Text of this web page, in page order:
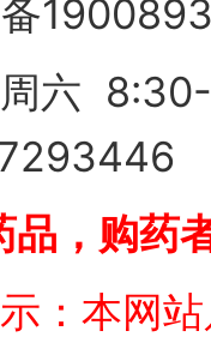
周六
品，购药
：本网